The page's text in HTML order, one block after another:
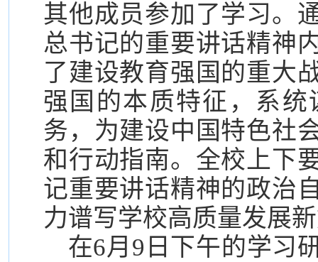
其他成员参加了学习。
总书记的重要讲话精神
了建设教育强国的重大
强国的本质特征，系
务，为建设中国特色社
和行动指南。全校上下
记重要讲话精神的政治
力谱写学校高质量发展
在6月9日下午的学习